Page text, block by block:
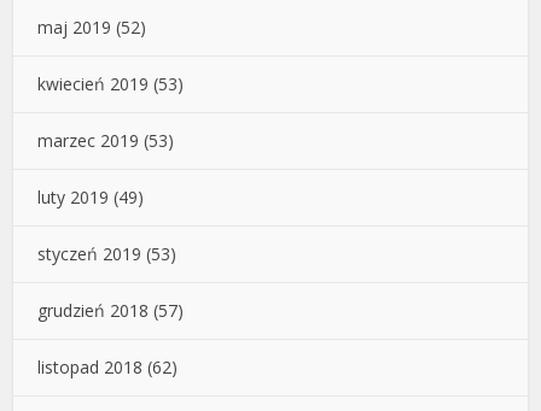
maj 2019 (52)
kwiecień 2019 (53)
marzec 2019 (53)
luty 2019 (49)
styczeń 2019 (53)
grudzień 2018 (57)
listopad 2018 (62)